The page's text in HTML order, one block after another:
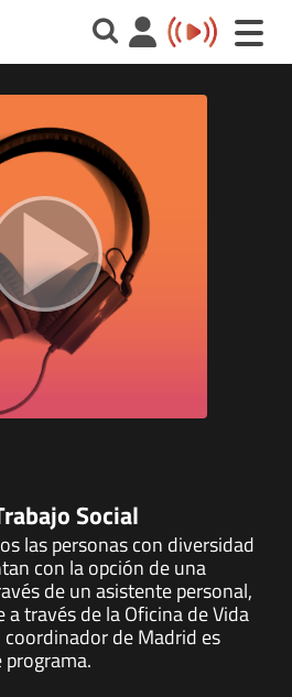
Toggle
Social
las personas con diversidad
con la opción de una
de un asistente personal,
través de la Oficina de Vida
de Madrid es